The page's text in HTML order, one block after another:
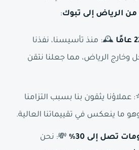
الرياض إلى تبوك:
🕰️: منذ تأسيسنا، نفذنا
وخارج الرياض، مما جعلنا نتقن
عملاؤنا يثقون بنا بسبب التزامنا
ما ينعكس في تقييماتنا العالية.
تصل إلى 30%
💸: نحن